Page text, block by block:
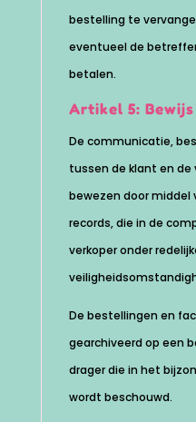
bestelling te
eventueel de
betalen.
Artikel 5: Bewijs
De communicatie,
tussen de klant en de
bewezen door
records, die in de
verkoper onder
De bestellingen en
gearchiveerd op een
drager die in het
wordt beschouwd.